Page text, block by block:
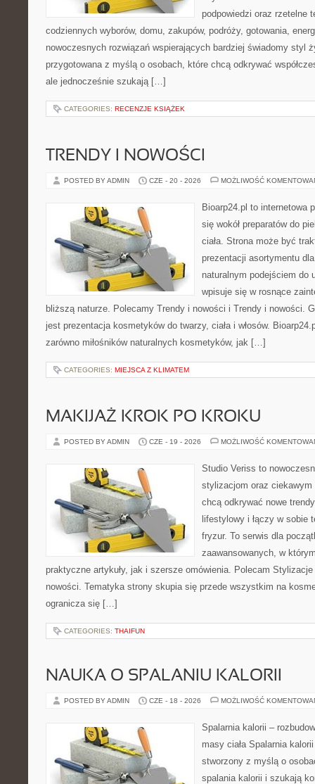
podpowiedzi oraz rzetelne
codziennych wyborów, domu, zakupów, podróży, gotowania,
nowoczesnych rozwiązań wspierających bardziej świadomy styl
przygotowana z myślą o osobach, które chcą odkrywać
ale jednocześnie szukają […]
CATEGORIES: RECENZJE KSIĄŻEK
TRENDY I NOWOŚCI
POSTED BY ADMIN CZE - 20 - 2026 MOŻLIWOŚĆ
Bioarp24.pl to internetowa
się wokół preparatów do
ciała. Strona może być
prezentacji asortymentu
naturalnym podejściem do
wpisuje się w rosnące
bliższą naturze. Polecamy Trendy i nowości i Trendy i nowości.
jest prezentacja kosmetyków do twarzy, ciała i włosów.
zarówno miłośników naturalnych kosmetyków, jak […]
CATEGORIES: MIEJSCA Z KLIMATEM
MAKIJAŻ KROK PO KROKU
POSTED BY ADMIN CZE - 19 - 2026 MOŻLIWOŚĆ
Studio Veriss to
stylizacjom oraz ciekawym
chcą odkrywać nowe
lifestylowy i łączy w
fryzur. To serwis dla
zaawansowanych, w
praktyczne artykuły, jak i szersze omówienia. Polecam
nowości. Tematyka strony skupia się przede wszystkim na
ogranicza się […]
CATEGORIES: THAIFUN
NAUKA O SPALANIU KALORII
POSTED BY ADMIN CZE - 18 - 2026 MOŻLIWOŚĆ
Spalarnia kalorii –
masy ciała Spalarnia
stworzony z myślą o
spalania kalorii i szukają